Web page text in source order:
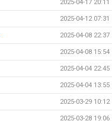
2025-04-17 20:11
2025-04-12 07:31
2025-04-08 22:37
2025-04-08 15:54
2025-04-04 22:45
2025-04-04 13:55
2025-03-29 10:12
2025-03-28 19:06